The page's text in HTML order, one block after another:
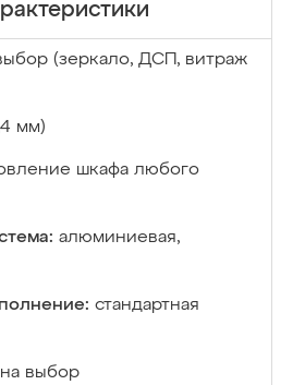
(зеркало, ДСП, витраж
мм)
шкафа любого
алюминиевая,
стандартная
на выбор